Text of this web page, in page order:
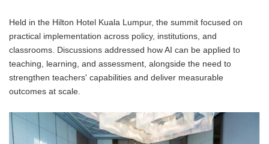
Held in the Hilton Hotel Kuala Lumpur, the summit focused on
practical implementation across policy, institutions, and
classrooms. Discussions addressed how AI can be applied to
teaching, learning, and assessment, alongside the need to
strengthen teachers' capabilities and deliver measurable
outcomes at scale.